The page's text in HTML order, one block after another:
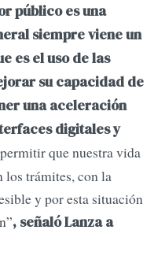
público es una
siempre viene un
es el uso de las
su capacidad de
una aceleración
digitales y
que nuestra vida
los trámites, con la
y por esta situación
, señaló Lanza a